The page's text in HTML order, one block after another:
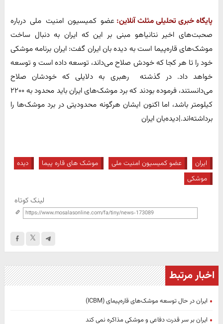
پایگاه خبری تحلیلی مثلث آنلاین: عضو کمیسیون امنیت ملی درباره
صحبت‌های اخیر نتانیاهو مبنی بر این که ایران به دنبال ساخت
موشک‌های قاره‌پیما است به دیده بان ایران گفت: ایران برنامه موشکی
خود را تا هر کجا که خودش صلاح می‌داند، توسعه داده است و توسعه
خواهد داد. در گذشته رهبری به دلایلی که خودشان صلاح
می‌دانستند، فرموده بودند که برد موشک‌های ایران باید محدود به ۲۲۰۰
کیلومتر باشد، اما اکنون ایشان هرگونه محدودیتی در برد موشک‌ها را
برداشته‌اند.|دیده‌بان ایران
ایران عضو کمیسیون امنیت ملی موشک های قاره پیما
دیده
موشکی
لینک کوتاه
اخبار مرتبط
ایران در حال توسعه موشک‌های قاره‌پیمای (ICBM)
ایران بر سر قدرت دفاعی و موشکی مذاکره نمی کند